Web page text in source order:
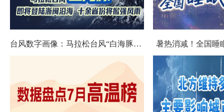
台风数字画像：马拉松台风“白海豚”将影响十余省份 暑热消减！全国睡